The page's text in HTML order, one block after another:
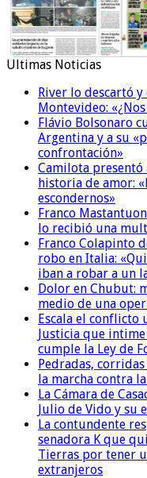
Ultimas Noticias
River lo descartó
Montevideo:
Flávio Bolsonaro
Argentina y a su
confrontación»
Camilota presentó
historia de amor:
escondernos»
Franco
lo recibió una
Franco Colapinto
robo en Italia:
iban a robar a un
Dolor en Chubut:
medio de una
Escala el conflicto
Justicia que
cumple la Ley de
Pedradas,
la marcha contra
La Cámara de
Julio de Vido y su
La contundente
senadora K que
Tierras por tener
extranjeros